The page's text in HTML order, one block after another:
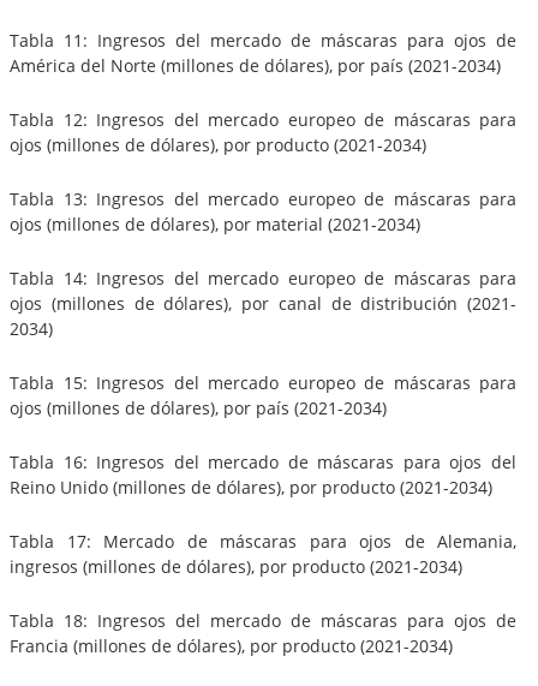
Tabla 11: Ingresos del mercado de máscaras para ojos de
América del Norte (millones de dólares), por país (2021-2034)
Tabla 12: Ingresos del mercado europeo de máscaras para
ojos (millones de dólares), por producto (2021-2034)
Tabla 13: Ingresos del mercado europeo de máscaras para
ojos (millones de dólares), por material (2021-2034)
Tabla 14: Ingresos del mercado europeo de máscaras para
ojos (millones de dólares), por canal de distribución (2021-
2034)
Tabla 15: Ingresos del mercado europeo de máscaras para
ojos (millones de dólares), por país (2021-2034)
Tabla 16: Ingresos del mercado de máscaras para ojos del
Reino Unido (millones de dólares), por producto (2021-2034)
Tabla 17: Mercado de máscaras para ojos de Alemania,
ingresos (millones de dólares), por producto (2021-2034)
Tabla 18: Ingresos del mercado de máscaras para ojos de
Francia (millones de dólares), por producto (2021-2034)